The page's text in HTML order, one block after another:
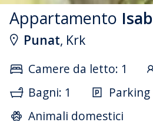
Appartamento
Punat, Krk
Camere da letto: 1
Bagni: 1
Parking
Animali domestici